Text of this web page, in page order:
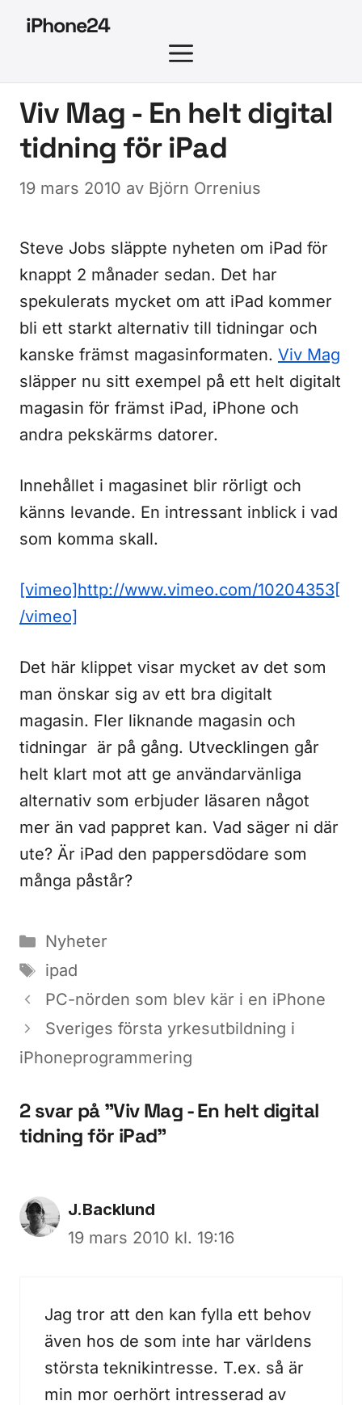
iPhone24
MENY
Viv Mag - En helt digital
tidning för iPad
19 mars 2010 av Björn Orrenius
Steve Jobs släppte nyheten om iPad för
knappt 2 månader sedan. Det har
spekulerats mycket om att iPad kommer
bli ett starkt alternativ till tidningar och
kanske främst magasinformaten. Viv Mag
släpper nu sitt exempel på ett helt digitalt
magasin för främst iPad, iPhone och
andra pekskärms datorer.
Innehållet i magasinet blir rörligt och
känns levande. En intressant inblick i vad
som komma skall.
[vimeo]http://www.vimeo.com/10204353[
/vimeo]
Det här klippet visar mycket av det som
man önskar sig av ett bra digitalt
magasin. Fler liknande magasin och
tidningar är på gång. Utvecklingen går
helt klart mot att ge användarvänliga
alternativ som erbjuder läsaren något
mer än vad pappret kan. Vad säger ni där
ute? Är iPad den pappersdödare som
många påstår?
Kategorier
Nyheter
Etiketter
ipad
PC-nörden som blev kär i en iPhone
Sveriges första yrkesutbildning i
iPhoneprogrammering
2 svar på ”Viv Mag - En helt digital
tidning för iPad”
J.Backlund
19 mars 2010 kl. 19:16
Jag tror att den kan fylla ett behov
även hos de som inte har världens
största teknikintresse. T.ex. så är
min mor oerhört intresserad av